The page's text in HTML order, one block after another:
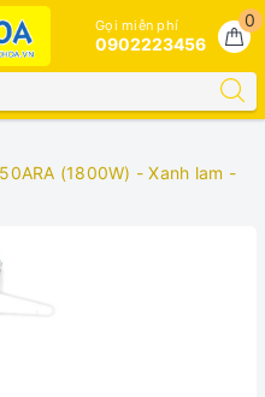
0
Gọi miễn phí
0902223456
(1800W) - Xanh lam -